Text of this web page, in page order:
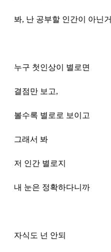
봐, 난 공부할 인간이 아닌거
누구 첫인상이 별로면
결점만 보고,
볼수록 별로로 보이고
그래서 봐
저 인간 별로지
내 눈은 정확하다니까
자식도 넌 안되